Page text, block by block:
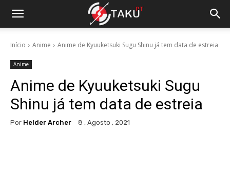
Início Anime Anime de Kyuuketsuki Sugu Shinu já tem data de estreia
Anime
Anime de Kyuuketsuki Sugu
Shinu já tem data de estreia
Por Helder Archer 8 , Agosto , 2021